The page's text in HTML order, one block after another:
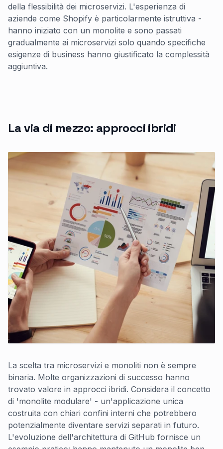
della flessibilità dei microservizi. L'esperienza di
aziende come Shopify è particolarmente istruttiva -
hanno iniziato con un monolite e sono passati
gradualmente ai microservizi solo quando specifiche
esigenze di business hanno giustificato la complessità
aggiuntiva.
La via di mezzo: approcci ibridi
La scelta tra microservizi e monoliti non è sempre
binaria. Molte organizzazioni di successo hanno
trovato valore in approcci ibridi. Considera il concetto
di 'monolite modulare' - un'applicazione unica
costruita con chiari confini interni che potrebbero
potenzialmente diventare servizi separati in futuro.
L'evoluzione dell'architettura di GitHub fornisce un